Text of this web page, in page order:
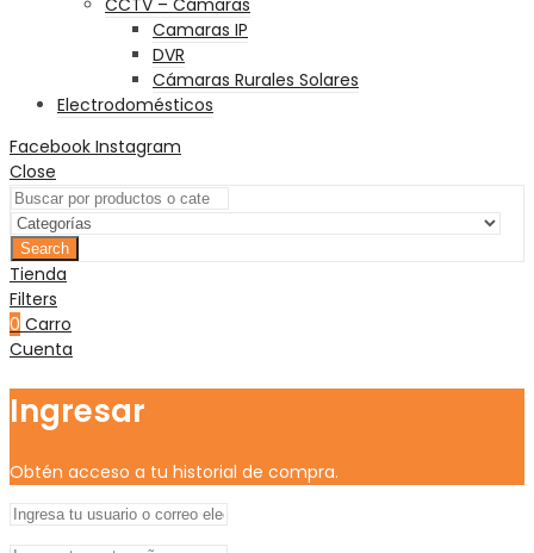
Camaras IP
DVR
Cámaras Rurales Solares
Electrodomésticos
Facebook Instagram
Close
Search
Tienda
Filters
0 Carro
Cuenta
Ingresar
Obtén acceso a tu historial de compra.